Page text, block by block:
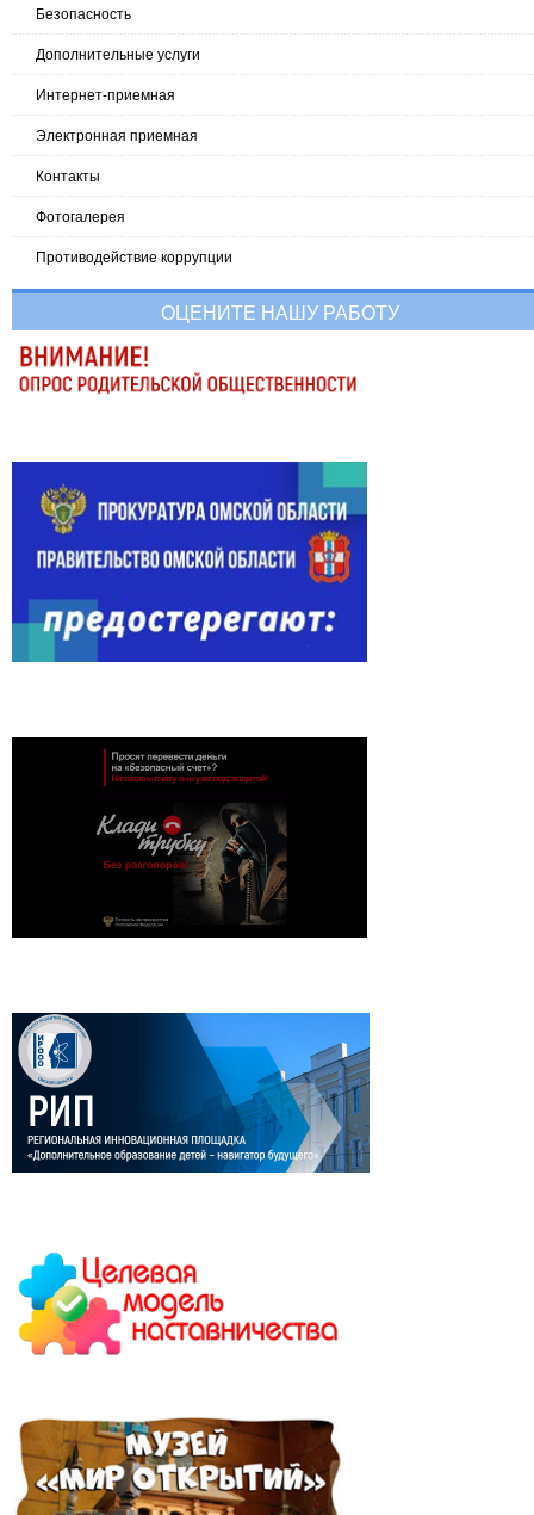
Безопасность
Дополнительные услуги
Интернет-приемная
Электронная приемная
Контакты
Фотогалерея
Противодействие коррупции
ОЦЕНИТЕ НАШУ РАБОТУ